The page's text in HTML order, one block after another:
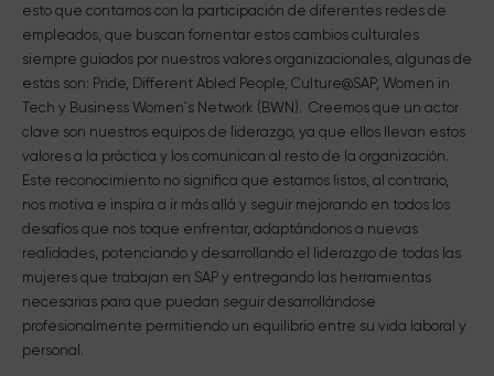
esto que contamos con la participación de diferentes redes de
empleados, que buscan fomentar estos cambios culturales
siempre guiados por nuestros valores organizacionales, algunas de
estas son: Pride, Different Abled People, Culture@SAP, Women in
Tech y Business Women´s Network (BWN). Creemos que un actor
clave son nuestros equipos de liderazgo, ya que ellos llevan estos
valores a la práctica y los comunican al resto de la organización.
Este reconocimiento no significa que estamos listos, al contrario,
nos motiva e inspira a ir más allá y seguir mejorando en todos los
desafíos que nos toque enfrentar, adaptándonos a nuevas
realidades, potenciando y desarrollando el liderazgo de todas las
mujeres que trabajan en SAP y entregando las herramientas
necesarias para que puedan seguir desarrollándose
profesionalmente permitiendo un equilibrio entre su vida laboral y
personal.